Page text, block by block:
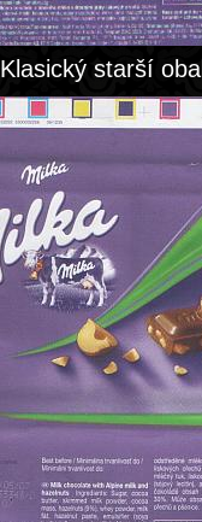
Klasický starší obal